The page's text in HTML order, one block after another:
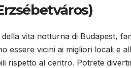
vita notturna di Budapest,
essere vicini ai migliori locali e
rispetto al centro. Potrete